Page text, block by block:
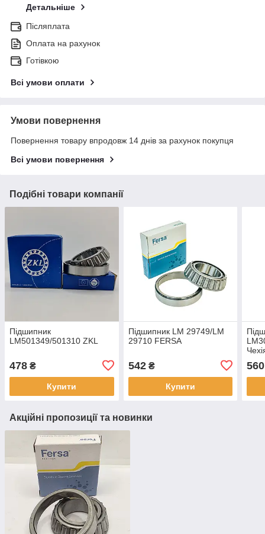
Детальніше
Післяплата
Оплата на рахунок
Готівкою
Всі умови оплати
Умови повернення
Повернення товару впродовж 14 днів за рахунок покупця
Всі умови повернення
Подібні товари компанії
Підшипник
LM501349/501310 ZKL
478 ₴
Купити
Підшипник LM 29749/LM
29710 FERSA
542₴
Купити
560
Акційні пропозиції та новинки